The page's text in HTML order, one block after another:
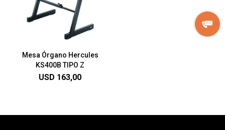
Mesa Órgano Hercules
KS400B TIPO Z
USD 163,00